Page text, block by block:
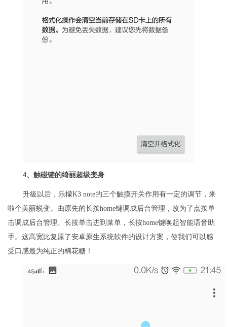
4、触碰键的绮丽超级变身
升級以后，乐檬K3 note的三个触摸开关作用有一定的调节，来
啦个美丽蜕变。由原先的长按home键调成后台管理，改为了点按单
击调成后台管理、长按单击进到莱单，长按home键唤起智能语音助
手。这高宽比复原了安卓原生系统软件的设计方案，使我们可以感
受口感最为纯正的棉花糖！